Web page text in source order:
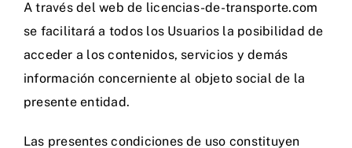
A través del web de licencias-de-transporte.com
se facilitará a todos los Usuarios la posibilidad de
acceder a los contenidos, servicios y demás
información concerniente al objeto social de la
presente entidad.
Las presentes condiciones de uso constituyen